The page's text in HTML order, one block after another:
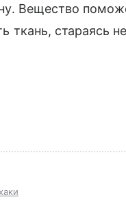
Вещество
стараясь